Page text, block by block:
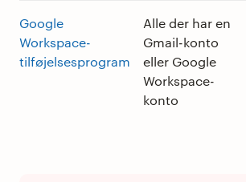
Google
Workspace-
tilføjelsesprogram
Alle der har en
Gmail-konto
eller Google
Workspace-
konto